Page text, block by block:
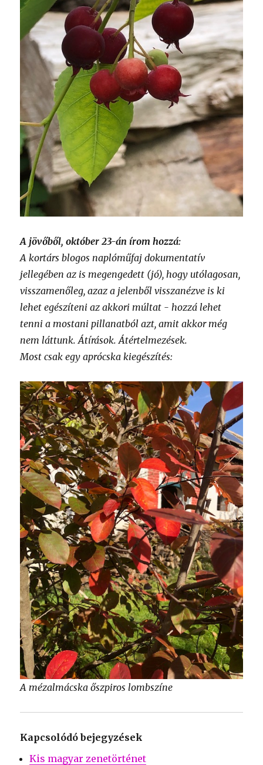
A jövőből, október 23-án írom hozzá:
A kortárs blogos naplóműfaj dokumentatív
jellegében az is megengedett (jó), hogy utólagosan,
visszamenőleg, azaz a jelenből visszanézve is ki
lehet egészíteni az akkori múltat - hozzá lehet
tenni a mostani pillanatból azt, amit akkor még
nem láttunk. Átírások. Átértelmezések.
Most csak egy aprócska kiegészítés:
A mézalmácska őszpiros lombszíne
Kapcsolódó bejegyzések
Kis magyar zenetörténet